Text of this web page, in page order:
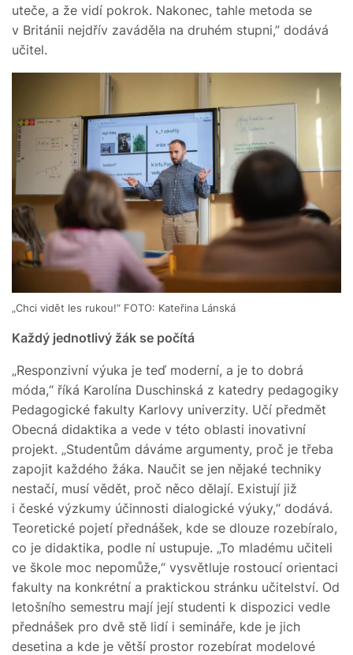
uteče, a že vidí pokrok. Nakonec, tahle metoda se
v Británii nejdřív zaváděla na druhém stupni,” dodává
učitel.
„Chci vidět les rukou!“ FOTO: Kateřina Lánská
Každý jednotlivý žák se počítá
„Responzivní výuka je teď moderní, a je to dobrá
móda,“ říká Karolína Duschinská z katedry pedagogiky
Pedagogické fakulty Karlovy univerzity. Učí předmět
Obecná didaktika a vede v této oblasti inovativní
projekt. „Studentům dáváme argumenty, proč je třeba
zapojit každého žáka. Naučit se jen nějaké techniky
nestačí, musí vědět, proč něco dělají. Existují již
i české výzkumy účinnosti dialogické výuky,“ dodává.
Teoretické pojetí přednášek, kde se dlouze rozebíralo,
co je didaktika, podle ní ustupuje. „To mladému učiteli
ve škole moc nepomůže,“ vysvětluje rostoucí orientaci
fakulty na konkrétní a praktickou stránku učitelství. Od
letošního semestru mají její studenti k dispozici vedle
přednášek pro dvě stě lidí i semináře, kde je jich
desetina a kde je větší prostor rozebírat modelové